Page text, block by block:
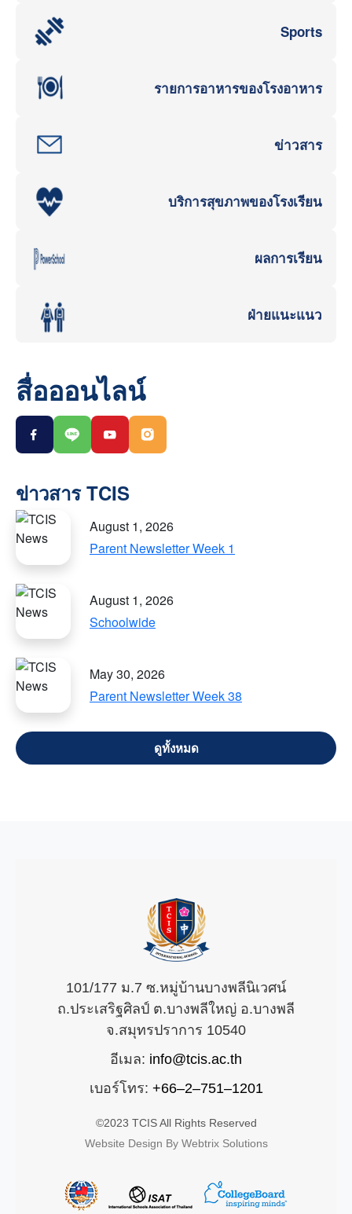
Sports
รายการอาหารของโรงอาหาร
ข่าวสาร
บริการสุขภาพของโรงเรียน
ผลการเรียน
ฝ่ายแนะแนว
สื่อออนไลน์
August 1, 2026
Parent Newsletter Week 1
August 1, 2026
Schoolwide
May 30, 2026
Parent Newsletter Week 38
VIEW ALL
101/177 ม.7 ซ.หมู่บ้านบางพลีนิเวศน์
ถ.ประเสริฐศิลป์ ต.บางพลีใหญ่ อ.บางพลี
จ.สมุทรปราการ 10540
อีเมล: info@tcis.ac.th
เบอร์โทร: +66–2–751–1201
©2023 TCIS All Rights Reserved
Website Design By Webtrix Solutions